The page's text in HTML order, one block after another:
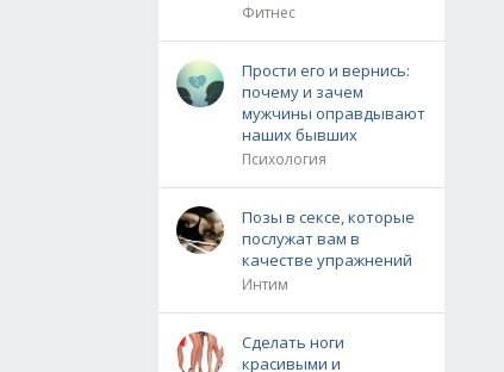
Фитнес
Прости его и вернись:
почему и зачем
мужчины оправдывают
наших бывших
Психология
Позы в сексе, которые
послужат вам в
качестве упражнений
Интим
Сделать ноги
красивыми и